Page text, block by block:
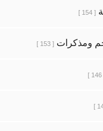
[ 154 ]
ومذكرات [ 153 ]